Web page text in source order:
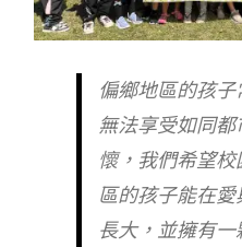
偏鄉地區的孩
無法享受如同
懷，我們希望
區的孩子能在
長大，並擁有一